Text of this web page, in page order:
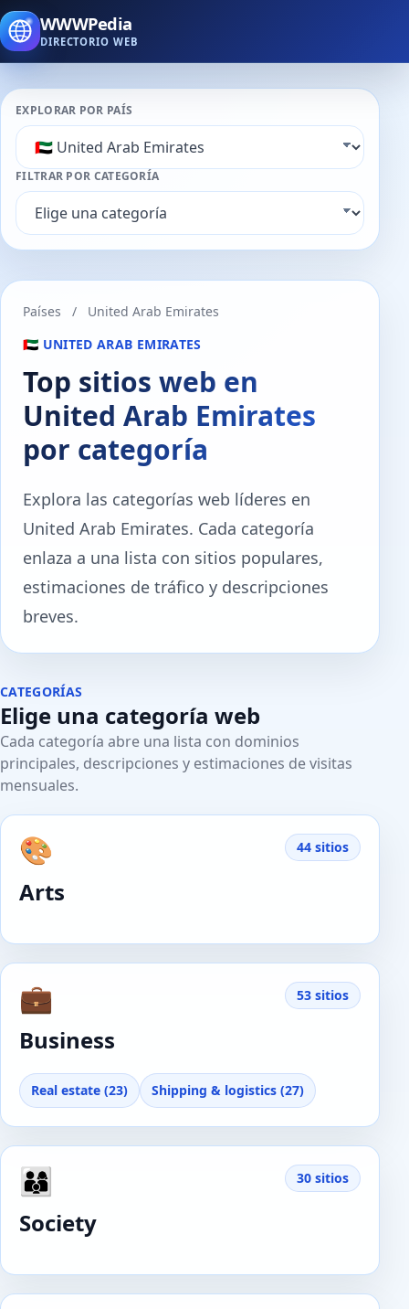
WWWPedia
DIRECTORIO WEB
EXPLORAR POR PAÍS
FILTRAR POR CATEGORÍA
Países /
United Arab Emirates
🇦🇪 UNITED ARAB EMIRATES
Top sitios web en
United Arab Emirates
por categoría
Explora las categorías web líderes en
United Arab Emirates. Cada categoría
enlaza a una lista con sitios populares,
estimaciones de tráfico y descripciones
breves.
CATEGORÍAS
Elige una categoría web
Cada categoría abre una lista con dominios
principales, descripciones y estimaciones de visitas
mensuales.
🎨
Arts
44 sitios
💼
Business
53 sitios
Real estate (23) Shipping & logistics (27)
👨‍👩‍👦
Society
30 sitios